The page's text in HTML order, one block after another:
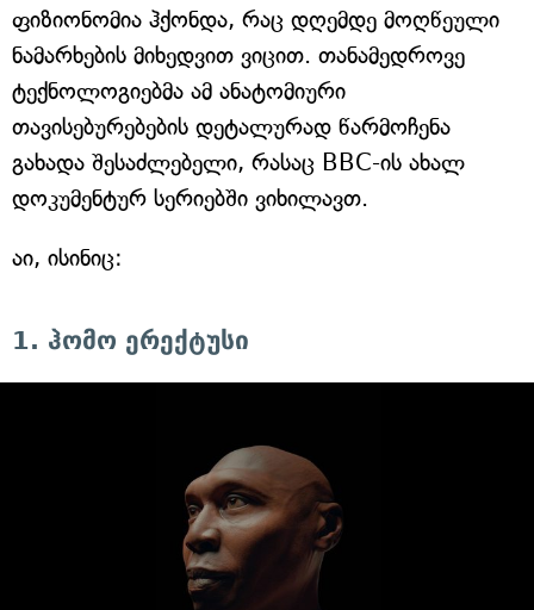
ფიზიონომია ჰქონდა, რაც დღემდე მოღწეული
ნამარხების მიხედვით ვიცით. თანამედროვე
ტექნოლოგიებმა ამ ანატომიური
თავისებურებების დეტალურად წარმოჩენა
გახადა შესაძლებელი, რასაც BBC-ის ახალ
დოკუმენტურ სერიებში ვიხილავთ.
აი, ისინიც:
1. ჰომო ერექტუსი